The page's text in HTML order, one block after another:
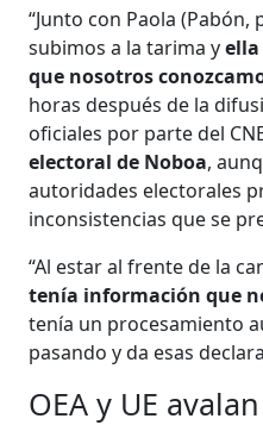
“Junto con Paola
subimos a la tarima yella
que nosotros
horas después de la
oficiales por parte del
electoral de Noboa,
autoridades electorales
inconsistencias que se
“Al estar al frente de la
tenía información que
tenía un procesamiento
pasando y da esas
OEA y UE